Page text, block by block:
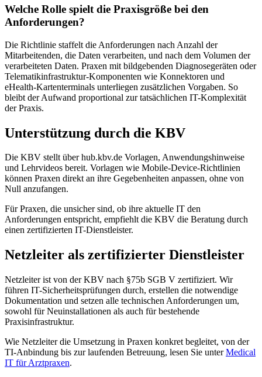
Welche Rolle spielt die Praxisgröße bei den
Anforderungen?
Die Richtlinie staffelt die Anforderungen nach Anzahl der
Mitarbeitenden, die Daten verarbeiten, und nach dem Volumen der
verarbeiteten Daten. Praxen mit bildgebenden Diagnosegeräten oder
Telematikinfrastruktur-Komponenten wie Konnektoren und
eHealth-Kartenterminals unterliegen zusätzlichen Vorgaben. So
bleibt der Aufwand proportional zur tatsächlichen IT-Komplexität
der Praxis.
Unterstützung durch die KBV
Die KBV stellt über hub.kbv.de Vorlagen, Anwendungshinweise
und Lehrvideos bereit. Vorlagen wie Mobile-Device-Richtlinien
können Praxen direkt an ihre Gegebenheiten anpassen, ohne von
Null anzufangen.
Für Praxen, die unsicher sind, ob ihre aktuelle IT den
Anforderungen entspricht, empfiehlt die KBV die Beratung durch
einen zertifizierten IT-Dienstleister.
Netzleiter als zertifizierter Dienstleister
Netzleiter ist von der KBV nach §75b SGB V zertifiziert. Wir
führen IT-Sicherheitsprüfungen durch, erstellen die notwendige
Dokumentation und setzen alle technischen Anforderungen um,
sowohl für Neuinstallationen als auch für bestehende
Praxisinfrastruktur.
Wie Netzleiter die Umsetzung in Praxen konkret begleitet, von der
TI-Anbindung bis zur laufenden Betreuung, lesen Sie unterMedical
IT für Arztpraxen.